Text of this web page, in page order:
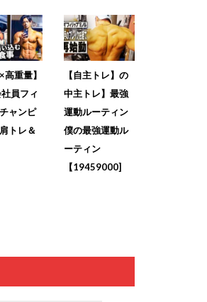
高重量】
員フィ
ャンピ
トレ＆
【自主トレ】の
中主トレ】最強
運動ルーティン
僕の最強運動ル
ーティン
【19459000]